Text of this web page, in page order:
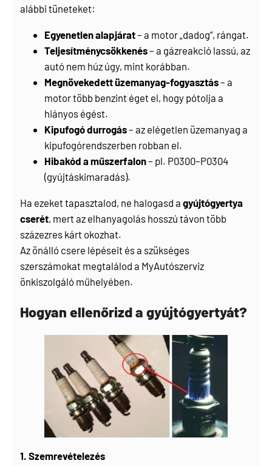
alábbi tüneteket:
Egyenetlen alapjárat– a motor „dadog”, rángat.
Teljesítménycsökkenés– a gázreakció lassú, az
autó nem húz úgy, mint korábban.
Megnövekedett üzemanyag-fogyasztás– a
motor több benzint éget el, hogy pótolja a
hiányos égést.
Kipufogó durrogás– az elégetlen üzemanyag a
kipufogórendszerben robban el.
Hibakód a műszerfalon– pl. P0300–P0304
(gyújtáskimaradás).
Ha ezeket tapasztalod, ne halogasd agyújtógyertya
cserét, mert az elhanyagolás hosszú távon több
százezres kárt okozhat.
Az önálló csere lépéseit és a szükséges
szerszámokat megtalálod a MyAutószerviz
önkiszolgáló műhelyében.
Hogyan ellenőrizd a gyújtógyertyát?
1. Szemrevételezés